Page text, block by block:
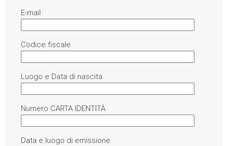
E-mail
Codice fiscale
Luogo e Data di nascita
Numero CARTA IDENTITÀ
Data e luogo di emissione